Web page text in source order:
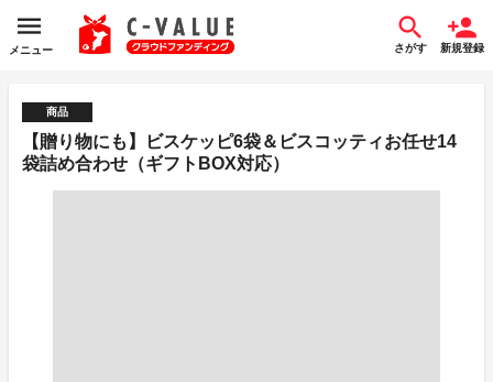
メニュー さがす 新規登録
商品
【贈り物にも】ビスケッピ6袋＆ビスコッティお任せ14
袋詰め合わせ（ギフトBOX対応）